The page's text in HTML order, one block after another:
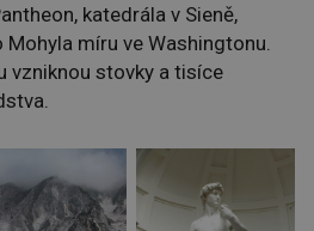
katedrála v Sieně,
míru ve Washingtonu.
vzniknou stovky a tisíce